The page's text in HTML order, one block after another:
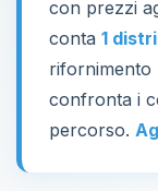
con prezzi
conta 1
rifornimento
confronta i
percorso.